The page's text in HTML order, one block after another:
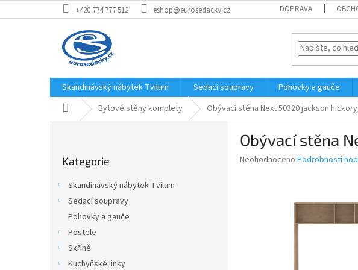
na
+420 774 777 512 eshop@eurosedacky.cz DOPRAVA
Skandinávský nábytek Tvilum Sedací soupravy Pohovky a gauče
Domů Bytové stěny komplety Obývací stěna Next 50320 jackson
kategorie
Kategorie
Skandinávský nábytek Tvilum
Sedací soupravy
Pohovky a gauče
Postele
Skříně
Kuchyňské linky
Obývací stěna
Průměrné
Neohodnoceno Podrobnosti